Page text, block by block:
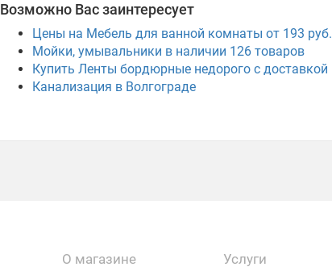
Возможно Вас заинтересует
Цены на Мебель для ванной комнаты от 193 руб.
Мойки, умывальники в наличии 126товаров
Купить Ленты бордюрные недорого с доставкой
Канализация в Волгограде
О магазине Услуги